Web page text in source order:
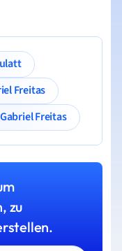
Hulatt
Freitas
Gabriel Freitas
zu